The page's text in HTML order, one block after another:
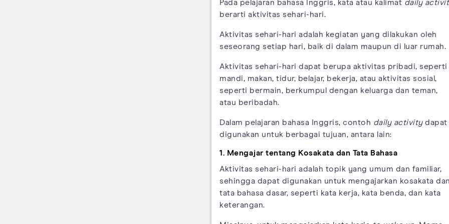
Pada pelajaran bahasa Inggris, kata atau kalimat daily
berarti aktivitas sehari-hari.
Aktivitas sehari-hari adalah kegiatan yang dilakukan oleh
seseorang setiap hari, baik di dalam maupun di luar rumah.
Aktivitas sehari-hari dapat berupa aktivitas pribadi, seperti
mandi, makan, tidur, belajar, bekerja, atau aktivitas sosial,
seperti bermain, berkumpul dengan keluarga dan teman,
atau beribadah.
Dalam pelajaran bahasa Inggris, contoh daily activitydapat
digunakan untuk berbagai tujuan, antara lain:
1. Mengajar tentang Kosakata dan Tata Bahasa
Aktivitas sehari-hari adalah topik yang umum dan familiar,
sehingga dapat digunakan untuk mengajarkan kosakata
tata bahasa dasar, seperti kata kerja, kata benda, dan kata
keterangan.